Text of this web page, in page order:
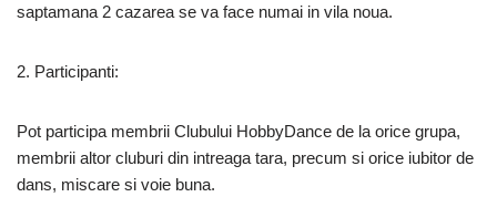
saptamana 2 cazarea se va face numai in vila noua.
2. Participanti:
Pot participa membrii Clubului HobbyDance de la orice grupa,
membrii altor cluburi din intreaga tara, precum si orice iubitor de
dans, miscare si voie buna.